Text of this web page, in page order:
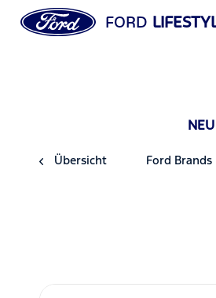
FORD
NEU
Übersicht Ford Brands